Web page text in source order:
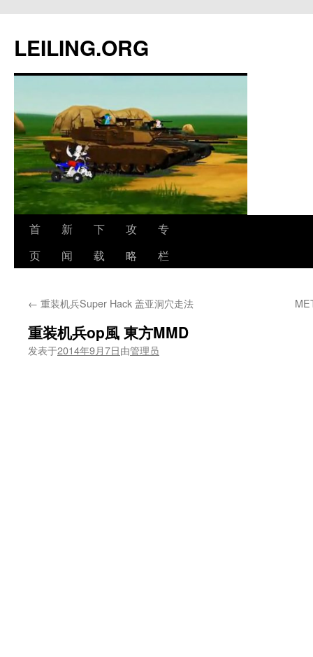
文
LEILING.ORG
首
页
新
闻
下
载
攻
略
专
栏
← 重装机兵Super Hack 盖亚洞穴走法
重装机兵op風 東方MMD
发表于2014年9月7日由管理员